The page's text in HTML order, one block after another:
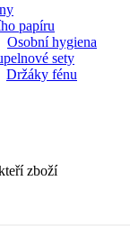
papíru
Osobní hygiena
sety
Držáky fénu
zboží